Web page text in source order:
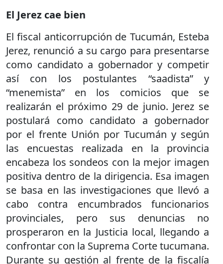
El Jerez cae bien
El fiscal anticorrupción de Tucumán, Esteba
Jerez, renunció a su cargo para presentarse
como candidato a gobernador y competir
así con los postulantes “saadista” y
“menemista” en los comicios que se
realizarán el próximo 29 de junio. Jerez se
postulará como candidato a gobernador
por el frente Unión por Tucumán y según
las encuestas realizada en la provincia
encabeza los sondeos con la mejor imagen
positiva dentro de la dirigencia. Esa imagen
se basa en las investigaciones que llevó a
cabo contra encumbrados funcionarios
provinciales, pero sus denuncias no
prosperaron en la Justicia local, llegando a
confrontar con la Suprema Corte tucumana.
Durante su gestión al frente de la fiscalía